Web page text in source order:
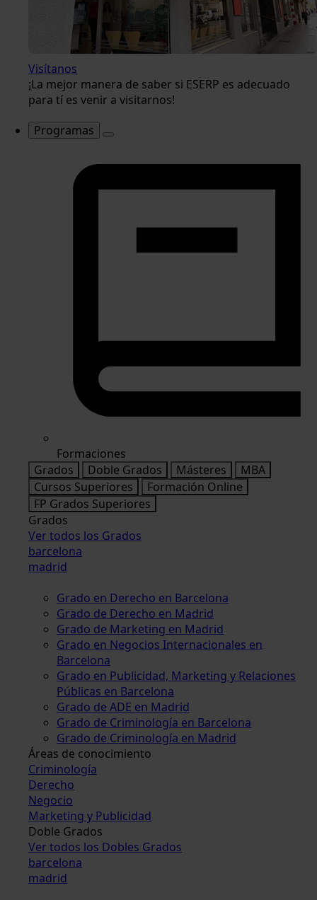
Visítanos
¡La mejor manera de saber si ESERP es adecuado
para tí es venir a visitarnos!
Programas
Formaciones
Grados
Doble Grados Másteres
MBA
Cursos Superiores
Formación Online
FP Grados Superiores
Grados
Ver todos los Grados
barcelona
madrid
Grado en Derecho en Barcelona
Grado de Derecho en Madrid
Grado de Marketing en Madrid
Grado en Negocios Internacionales en
Barcelona
Grado en Publicidad, Marketing y Relaciones
Públicas en Barcelona
Grado de ADE en Madrid
Grado de Criminología en Barcelona
Grado de Criminología en Madrid
Áreas de conocimiento
Criminología
Derecho
Negocio
Marketing y Publicidad
Doble Grados
Ver todos los Dobles Grados
barcelona
madrid